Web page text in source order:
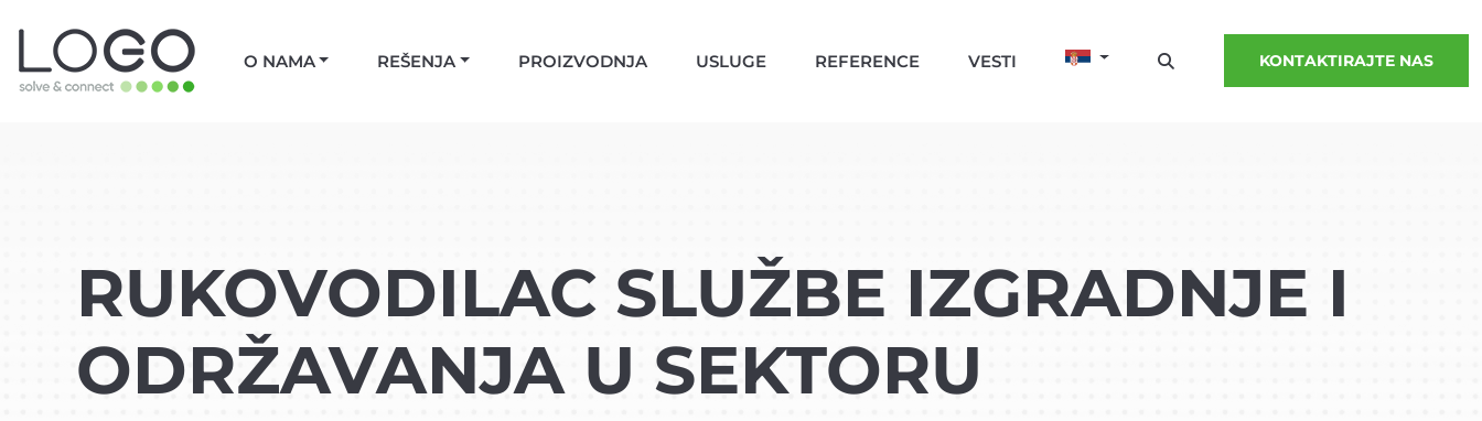
O NAMA REŠENJA PROIZVODNJA USLUGE REFERENCE VESTI KONTAKTIRAJTE NAS
RUKOVODILAC SLUŽBE IZGRADNJE I
ODRŽAVANJA U SEKTORU